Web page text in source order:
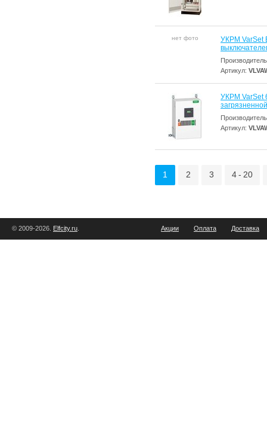
нет фото
УКРМ VarSet
Артикул:
УКРМ VarSet
Артикул:
1 2 3 4 - 20
© 2009-2026. Elfcity.ru Акции Оплата Доставка